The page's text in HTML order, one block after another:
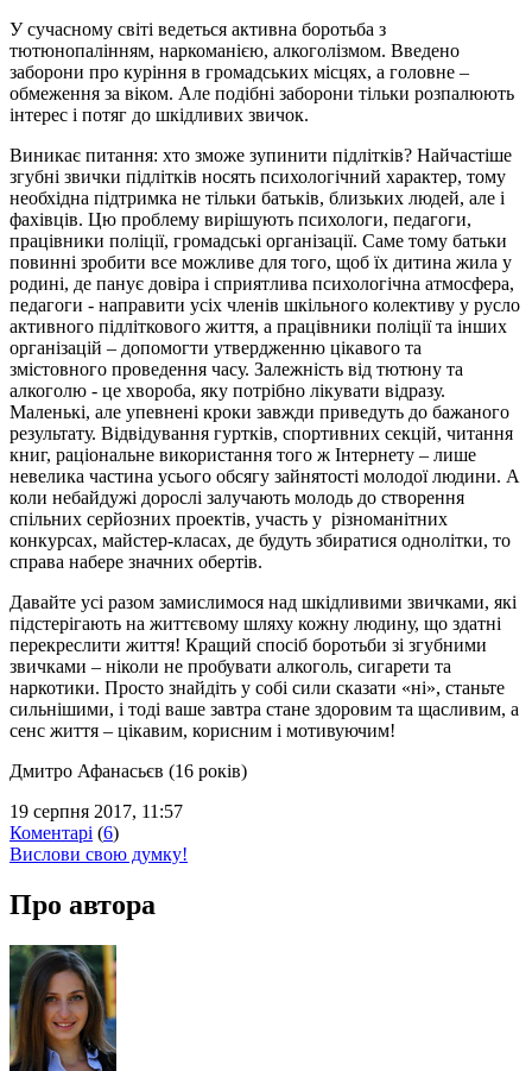
У сучасному світі ведеться активна боротьба з
тютюнопалінням, наркоманією, алкоголізмом. Введено
заборони про куріння в громадських місцях, а головне –
обмеження за віком. Але подібні заборони тільки розпалюють
інтерес і потяг до шкідливих звичок.
Виникає питання: хто зможе зупинити підлітків? Найчастіше
згубні звички підлітків носять психологічний характер, тому
необхідна підтримка не тільки батьків, близьких людей, але і
фахівців. Цю проблему вирішують психологи, педагоги,
працівники поліції, громадські організації. Саме тому батьки
повинні зробити все можливе для того, щоб їх дитина жила у
родині, де панує довіра і сприятлива психологічна атмосфера,
педагоги - направити усіх членів шкільного колективу у русло
активного підліткового життя, а працівники поліції та інших
організацій – допомогти утвердженню цікавого та
змістовного проведення часу. Залежність від тютюну та
алкоголю - це хвороба, яку потрібно лікувати відразу.
Маленькі, але упевнені кроки завжди приведуть до бажаного
результату. Відвідування гуртків, спортивних секцій, читання
книг, раціональне використання того ж Інтернету – лише
невелика частина усього обсягу зайнятості молодої людини. А
коли небайдужі дорослі залучають молодь до створення
спільних серйозних проектів, участь у різноманітних
конкурсах, майстер-класах, де будуть збиратися однолітки, то
справа набере значних обертів.
Давайте усі разом замислимося над шкідливими звичками, які
підстерігають на життєвому шляху кожну людину, що здатні
перекреслити життя! Кращий спосіб боротьби зі згубними
звичками – ніколи не пробувати алкоголь, сигарети та
наркотики. Просто знайдіть у собі сили сказати «ні», станьте
сильнішими, і тоді ваше завтра стане здоровим та щасливим, а
сенс життя – цікавим, корисним і мотивуючим!
Дмитро Афанасьєв (16 років)
19 серпня 2017, 11:57
Коментарі (6)
Вислови свою думку!
Про автора